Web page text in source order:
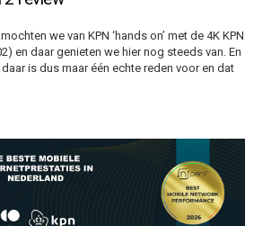
we van KPN ‘hands on’ met de 4K KPN
en daar genieten we hier nog steeds van. En
is dus maar één echte reden voor en dat